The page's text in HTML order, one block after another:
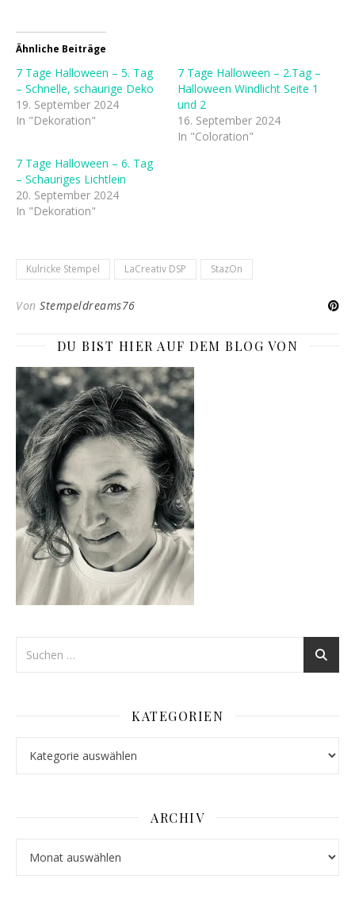
Ähnliche Beiträge
7 Tage Halloween – 5. Tag
– Schnelle, schaurige Deko
19. September 2024
In "Dekoration"
7 Tage Halloween – 2.Tag –
Halloween Windlicht Seite 1
und 2
16. September 2024
In "Coloration"
7 Tage Halloween – 6. Tag
– Schauriges Lichtlein
20. September 2024
In "Dekoration"
Kulricke Stempel LaCreativ DSP StazOn
Von Stempeldreams76
DU BIST HIER AUF DEM BLOG VON
KATEGORIEN
ARCHIV